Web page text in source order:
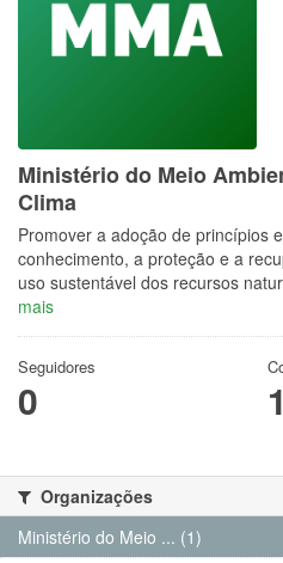
Ministério do Meio
Clima
Promover a adoção de princípios
conhecimento, a proteção e a
uso sustentável dos recursos
mais
Seguidores
0 1
Organizações
Ministério do Meio ... (1)